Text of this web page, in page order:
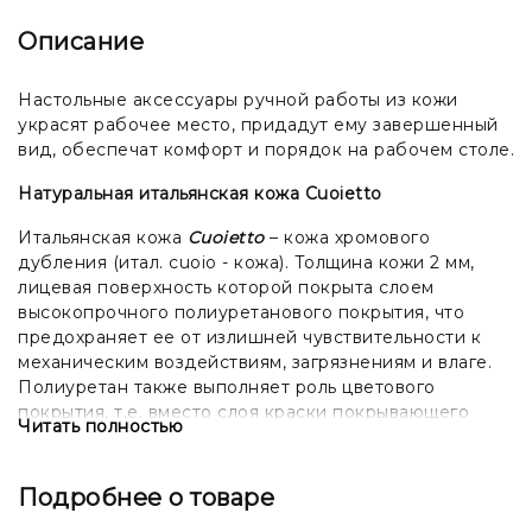
Описание
Настольные аксессуары ручной работы из кожи
украсят рабочее место, придадут ему завершенный
вид, обеспечат комфорт и порядок на рабочем столе.
Натуральная итальянская кожа Cuoietto
Итальянская кожа Cuoietto– кожа хромового
дубления (итал. cuoio - кожа). Толщина кожи 2 мм,
лицевая поверхность которой покрыта слоем
высокопрочного полиуретанового покрытия, что
предохраняет ее от излишней чувствительности к
механическим воздействиям, загрязнениям и влаге.
Полиуретан также выполняет роль цветового
покрытия, т.е. вместо слоя краски покрывающего
подавляющее большинство кож, используется слой
однородная.
Читать полностью
Подробнее о товаре